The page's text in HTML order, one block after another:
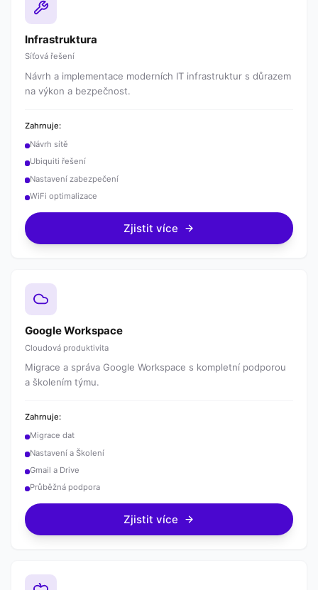
Infrastruktura
Síťová řešení
Návrh a implementace moderních IT infrastruktur s důrazem
na výkon a bezpečnost.
Zahrnuje:
Návrh sítě
Ubiquiti řešení
Nastavení zabezpečení
WiFi optimalizace
Zjistit více
Google Workspace
Cloudová produktivita
Migrace a správa Google Workspace s kompletní podporou
a školením týmu.
Zahrnuje:
Migrace dat
Nastavení a Školení
Gmail a Drive
Průběžná podpora
Zjistit více